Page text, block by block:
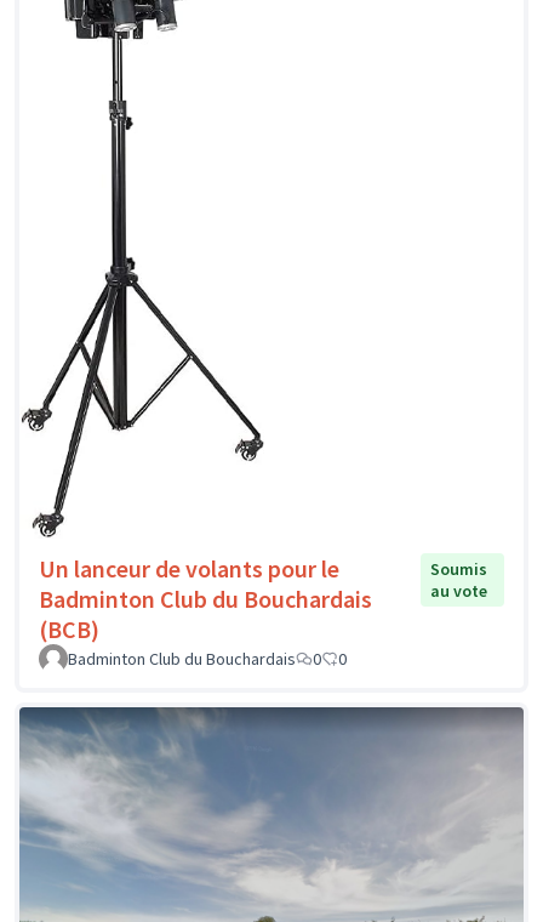
Un lanceur de volants pour le
Badminton Club du Bouchardais
(BCB)
Soumis
au vote
Badminton Club du Bouchardais 0 0